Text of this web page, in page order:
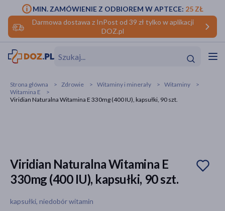
Darmowa dostawa z InPost od 39 zł tylko w aplikacji
DOZ.pl
MIN. ZAMÓWIENIE Z ODBIOREM W APTECE: 25 ZŁ
Strona główna Zdrowie Witaminy i minerały
Witaminy
Witamina E
Viridian Naturalna Witamina E 330mg (400 IU), kapsułki, 90 szt.
Viridian Naturalna Witamina E
330mg (400 IU), kapsułki, 90 szt.
kapsułki, niedobór witamin